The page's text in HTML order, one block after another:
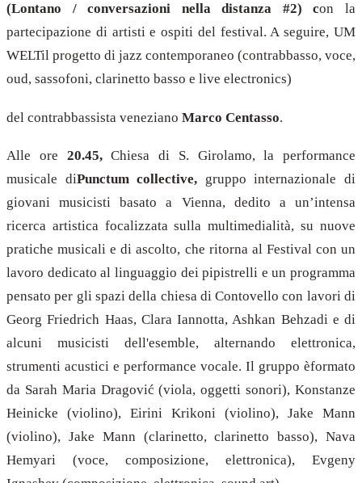
(Lontano / conversazioni nella distanza #2) con la
partecipazione di artisti e ospiti del festival. A seguire, UM
WELTil progetto di jazz contemporaneo (contrabbasso, voce,
oud, sassofoni, clarinetto basso e live electronics)
del contrabbassista veneziano Marco Centasso.
Alle ore 20.45,Chiesa di S. Girolamo, la performance
musicale diPunctum collective, gruppo internazionale di
giovani musicisti basato a Vienna, dedito a un’intensa
ricerca artistica focalizzata sulla multimedialità, su nuove
pratiche musicali e di ascolto, che ritorna al Festival con un
lavoro dedicato al linguaggio dei pipistrelli e un programma
pensato per gli spazi della chiesa di Contovello con lavori di
Georg Friedrich Haas, Clara Iannotta, Ashkan Behzadi e di
alcuni musicisti dell'esemble, alternando elettronica,
strumenti acustici e performance vocale. Il gruppo èformato
da Sarah Maria Dragović (viola, oggetti sonori), Konstanze
Heinicke (violino), Eirini Krikoni (violino), Jake Mann
(violino), Jake Mann (clarinetto, clarinetto basso), Nava
Hemyari (voce, composizione, elettronica), Evgeny